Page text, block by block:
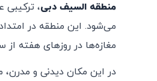
منطقه السیف دبی، ترکیبی
مغازه‌ها در روزهای هفته